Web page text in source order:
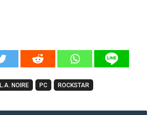
L.A. NOIRE PC ROCKSTAR